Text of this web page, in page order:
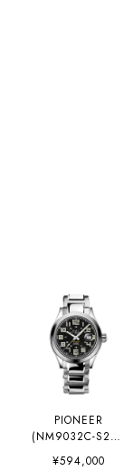
PIONEER
(NM9032C-S2CJ-
BK1)
¥594,000